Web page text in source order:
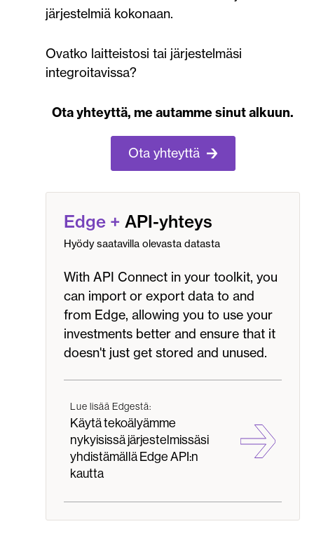
järjestelmiä kokonaan.
Ovatko laitteistosi tai järjestelmäsi
integroitavissa?
Ota yhteyttä, me autamme sinut alkuun.
Ota yhteyttä
Edge + API-yhteys
Hyödy saatavilla olevasta datasta
With API Connect in your toolkit, you
can import or export data to and
from Edge, allowing you to use your
investments better and ensure that it
doesn't just get stored and unused.
Lue lisää Edgestä:
Käytä tekoälyämme
nykyisissä järjestelmissäsi
yhdistämällä Edge API:n
kautta